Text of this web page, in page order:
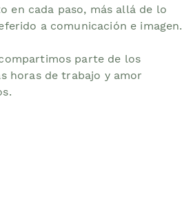
en cada paso, más allá de lo
a comunicación e imagen.
parte de los
horas de trabajo y amor